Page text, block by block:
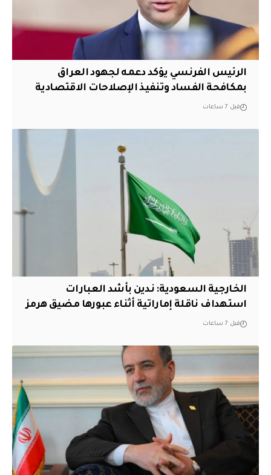
الرئيس الفرنسي يؤكد دعمه لجهود العراق
بمكافحة الفساد وتنفيذ الإصلاحات الاقتصادية
قبل 7 ساعات
‏الخارجية السعودية: ندين بأشد العبارات
استهداف ناقلة إماراتية أثناء عبورها مضيق هرمز
قبل 7 ساعات